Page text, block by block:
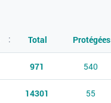
: Total Protégées
971 540
14301 55